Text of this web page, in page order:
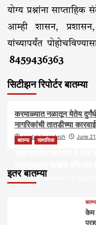
योग्य प्रश्नांना
आम्ही शासन,
यांच्यापर्यंत
8459436363
सिटीझन रिपोर्टर बातम्या
आरोग्य आवाज जनतेचा बातम्या
करमाळ्यात नळातून येतेय
नागरिकांची तातडीच्या
saptahiksandesh June
इतर बातम्या
बातम्या सामाजिक
saptahiksandesh
केम